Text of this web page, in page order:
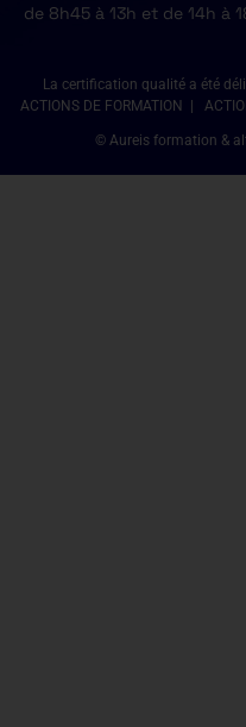
de 8h45 à 13h et de 14h à
La certification qualité a été
ACTIONS DE FORMATION |
© Aureis formation &